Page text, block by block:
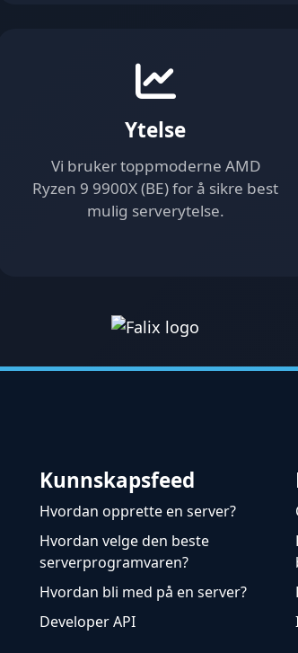
Ytelse
Vi bruker toppmoderne AMD
Ryzen 9 9900X (BE) for å sikre best
mulig serverytelse.
Kunnskapsfeed
Hvordan opprette en server?
Hvordan velge den beste
serverprogramvaren?
Hvordan bli med på en server?
Developer API